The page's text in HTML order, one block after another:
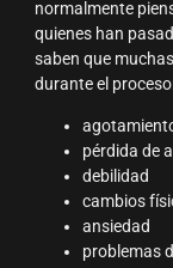
normalmente
quienes han
saben que
durante el
pérdida de
debilidad
cambios
ansiedad
problemas